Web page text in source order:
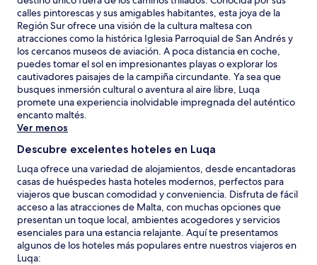
calles pintorescas y sus amigables habitantes, esta joya de la
Región Sur ofrece una visión de la cultura maltesa con
atracciones como la histórica Iglesia Parroquial de San Andrés y
los cercanos museos de aviación. A poca distancia en coche,
puedes tomar el sol en impresionantes playas o explorar los
cautivadores paisajes de la campiña circundante. Ya sea que
busques inmersión cultural o aventura al aire libre, Luqa
promete una experiencia inolvidable impregnada del auténtico
encanto maltés.
Ver menos
Descubre excelentes hoteles en Luqa
Luqa ofrece una variedad de alojamientos, desde encantadoras
casas de huéspedes hasta hoteles modernos, perfectos para
viajeros que buscan comodidad y conveniencia. Disfruta de fácil
acceso a las atracciones de Malta, con muchas opciones que
presentan un toque local, ambientes acogedores y servicios
esenciales para una estancia relajante. Aquí te presentamos
algunos de los hoteles más populares entre nuestros viajeros en
Luqa: